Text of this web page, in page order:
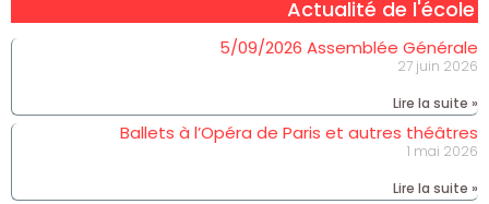
Actualité de l'école
5/09/2026 Assemblée Générale
27 juin 2026
Lire la suite »
Ballets à l’Opéra de Paris et autres théâtres
1 mai 2026
Lire la suite »